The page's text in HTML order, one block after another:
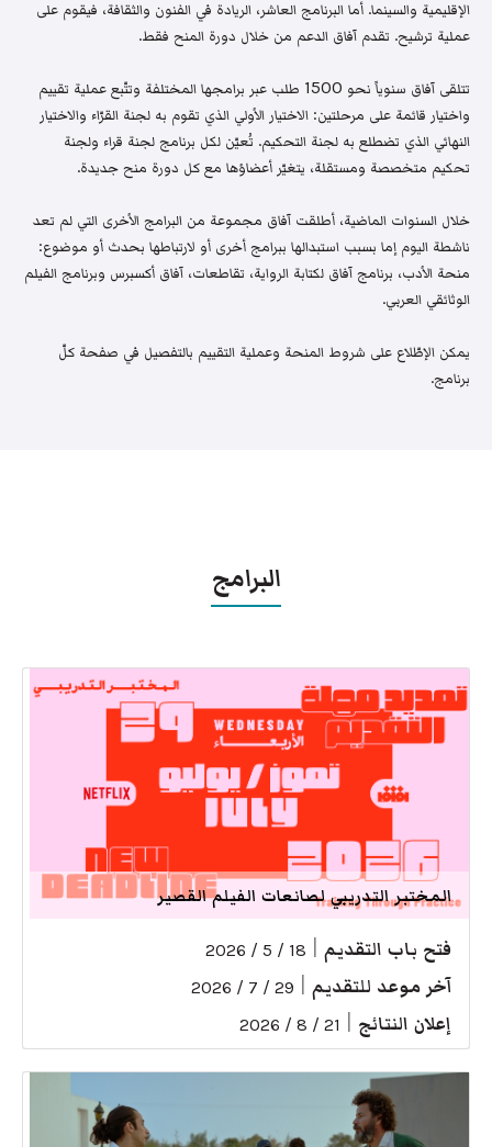
الإقليمية والسينما. أما البرنامج العاشر، الريادة في الفنون والثقافة، فيقوم على
عملية ترشيح. تقدم آفاق الدعم من خلال دورة المنح فقط.
تتلقى آفاق سنوياً نحو 1500 طلب عبر برامجها المختلفة وتتّبع عملية تقييم
واختيار قائمة على مرحلتين: الاختيار الأولي الذي تقوم به لجنة القرّاء والاختيار
النهائي الذي تضطلع به لجنة التحكيم. تُعيّن لكل برنامج لجنة قراء ولجنة
تحكيم متخصصة ومستقلة، يتغيّر أعضاؤها مع كل دورة منح جديدة.
خلال السنوات الماضية، أطلقت آفاق مجموعة من البرامج الأخرى التي لم تعد
ناشطة اليوم إما بسبب استبدالها ببرامج أخرى أو لارتباطها بحدث أو موضوع:
منحة الأدب، برنامج آفاق لكتابة الرواية، تقاطعات، آفاق أكسبرس وبرنامج الفيلم
الوثائقي العربي.
يمكن الإطّلاع على شروط المنحة وعملية التقييم بالتفصيل في صفحة كلّ
برنامج.
البرامج
المختبر التدريبي لصانعات الفيلم القصير
فتح باب التقديم 18 / 5 / 2026
آخر موعد للتقديم 29 / 7 / 2026
إعلان النتائج 21 / 8 / 2026